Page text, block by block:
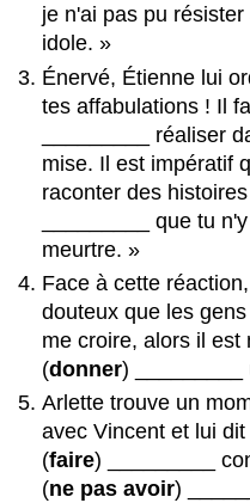
je n'ai pas pu
idole. »
Énervé, Étienne lui
tes affabulations ! Il
_________ réaliser
mise. Il est impératif
raconter des
_________ que tu
meurtre. »
Face à cette
douteux que les
me croire, alors il est
(donner) _________
Arlette trouve un
avec Vincent et lui
(faire) _________
(ne pas avoir)